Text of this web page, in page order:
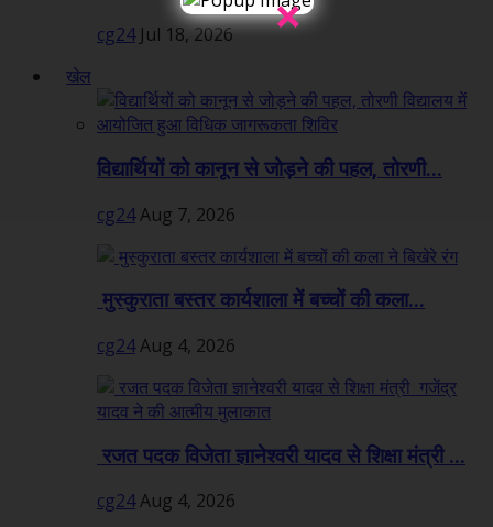
cg24 Jul 18, 2026
खेल
विद्यार्थियों को कानून से जोड़ने की पहल, तोरणी...
cg24Aug 7, 2026
मुस्कुराता बस्तर कार्यशाला में बच्चों की कला...
cg24Aug 4, 2026
रजत पदक विजेता ज्ञानेश्वरी यादव से शिक्षा मंत्री ...
cg24Aug 4, 2026
×